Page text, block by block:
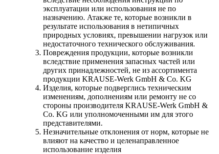
эксплуатации или использования не по
назначению. Атакже те, которые возникли в
результате использования в нетипичных
природных условиях, превышении нагрузок или
недостаточного технического обслуживания.
Повреждения продукции, которые возникли
вследствие применения запасных частей или
других принадлежностей, не из ассортимента
продукции KRAUSE-Werk GmbH & Со. KG
Изделия, которые подверглись техническим
изменениям, дополнениям или ремонту не со
стороны производителя KRAUSE-Werk GmbH &
Со. KG или уполномоченными им для этого
представителями.
Незначительные отклонения от норм, которые не
влияют на качество и целенаправленное
использование изделия